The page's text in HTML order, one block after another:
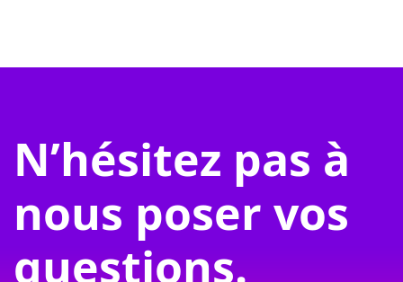
N’hésitez pas à
nous poser vos
questions.